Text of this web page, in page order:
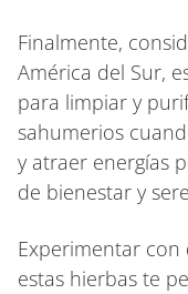
Finalmente,
América del Sur,
para limpiar y
sahumerios
y atraer energías
de bienestar y
Experimentar
estas hierbas te